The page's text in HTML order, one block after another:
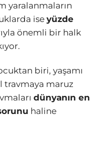
yaralanmaların
ise yüzde
önemli bir halk
biri, yaşamı
travmaya maruz
dünyanın en
haline